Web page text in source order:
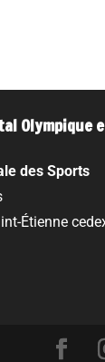
Olympique
des Sports
Étienne